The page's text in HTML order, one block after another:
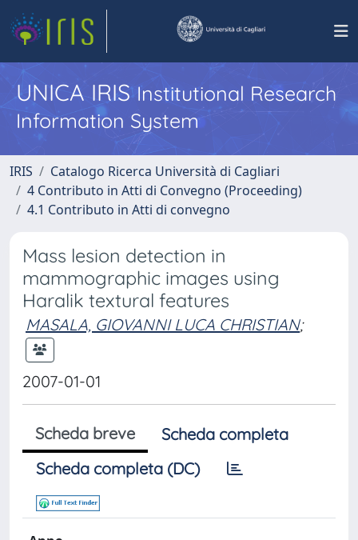
UNICA IRISInstitutional Research
Information System
IRIS
Catalogo Ricerca Università di Cagliari
4 Contributo in Atti di Convegno (Proceeding)
4.1 Contributo in Atti di convegno
Mass lesion detection in
mammographic images using
Haralik textural features
MASALA, GIOVANNI LUCA CHRISTIAN;
2007-01-01
Scheda breve
Scheda completa
Scheda completa (DC)